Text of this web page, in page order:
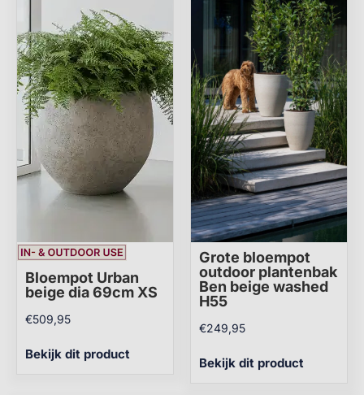
Bloempot Urban
beige dia 69cm XS
€509,95
Bekijk dit product
Grote bloempot
outdoor plantenbak
Ben beige washed
H55
€249,95
Bekijk dit product